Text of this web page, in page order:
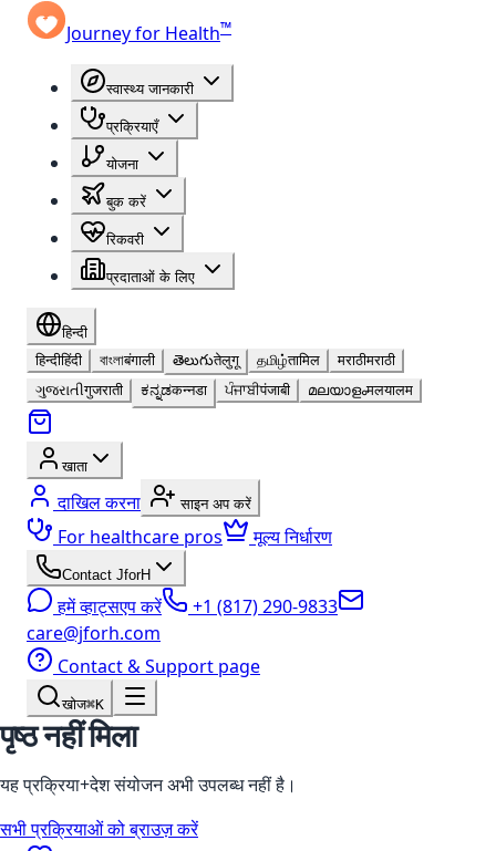
Journey for Health™
स्वास्थ्य जानकारी
प्रक्रियाएँ
योजना
बुक करें
रिकवरी
प्रदाताओं के लिए
हिन्दी
हिन्दीहिंदी বাংলাबंगाली తెలుగుतेलुगू தமிழ்तामिल मराठीमराठी
ગુજરાતીगुजराती ಕನ್ನಡकन्नडा ਪੰਜਾਬੀपंजाबी മലയാളംमलयालम
खाता
दाखिल करना साइन अप करें
For healthcare pros मूल्य निर्धारण
Contact JforH
हमें व्हाट्सएप करें
+1 (817) 290-9833
care@jforh.com
Contact & Support page
खोज⌘K
पृष्ठ नहीं मिला
यह प्रक्रिया+देश संयोजन अभी उपलब्ध नहीं है।
सभी प्रक्रियाओं को ब्राउज़ करें